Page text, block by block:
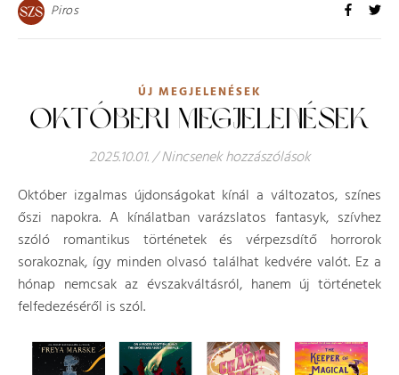
Piros
ÚJ MEGJELENÉSEK
OKTÓBERI MEGJELENÉSEK
2025.10.01./Nincsenek hozzászólások
Október izgalmas újdonságokat kínál a változatos, színes
őszi napokra. A kínálatban varázslatos fantasyk, szívhez
szóló romantikus történetek és vérpezsdítő horrorok
sorakoznak, így minden olvasó találhat kedvére valót. Ez a
hónap nemcsak az évszakváltásról, hanem új történetek
felfedezéséről is szól.